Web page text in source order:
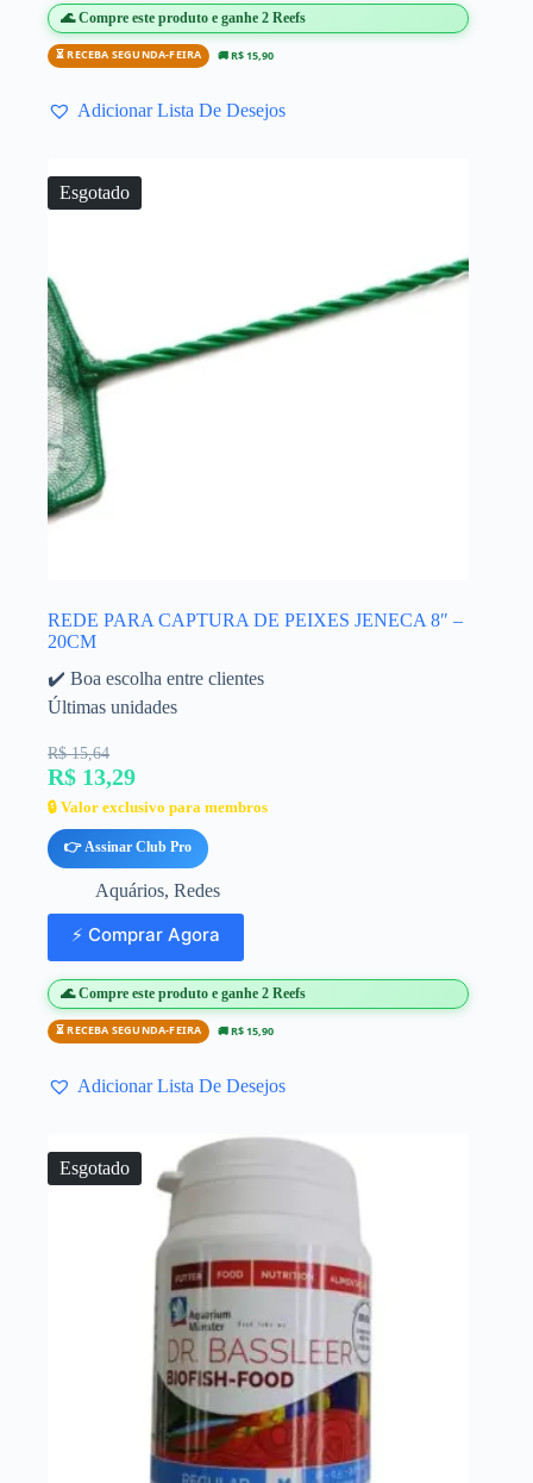
🌊 Compre este produto e ganhe 2 Reefs
⏳ RECEBA SEGUNDA-FEIRA 🚚 R$ 15,90
Adicionar Lista De Desejos
Esgotado
REDE PARA CAPTURA DE PEIXES JENECA 8″ –
20CM
✔️ Boa escolha entre clientes
Últimas unidades
R$ 15,64
R$ 13,29
🔒 Valor exclusivo para membros
👉 Assinar Club Pro
Aquários, Redes
⚡ Comprar Agora
🌊 Compre este produto e ganhe 2 Reefs
⏳ RECEBA SEGUNDA-FEIRA 🚚 R$ 15,90
Adicionar Lista De Desejos
Esgotado